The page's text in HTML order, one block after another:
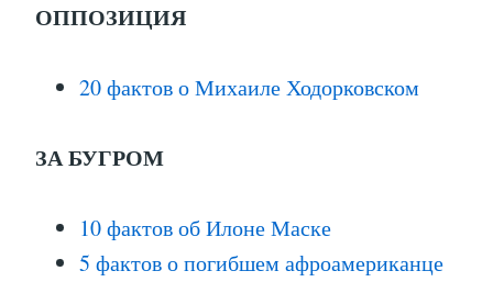
ОППОЗИЦИЯ
20 фактов о Михаиле Ходорковском
ЗА БУГРОМ
10 фактов об Илоне Маске
5 фактов о погибшем афроамериканце